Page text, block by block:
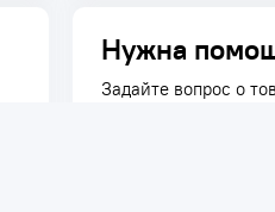
Нужна
Задайте вопрос о